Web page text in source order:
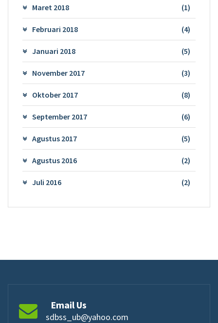
Maret 2018 (1)
Februari 2018 (4)
Januari 2018 (5)
November 2017 (3)
Oktober 2017 (8)
September 2017 (6)
Agustus 2017 (5)
Agustus 2016 (2)
Juli 2016 (2)
Email Us
sdbss_ub@yahoo.com